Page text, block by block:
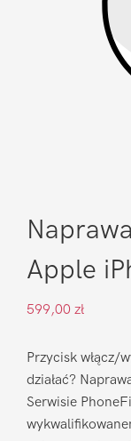
Apple
599,00 zł
Przycisk włącz/
działać?
Serwisie